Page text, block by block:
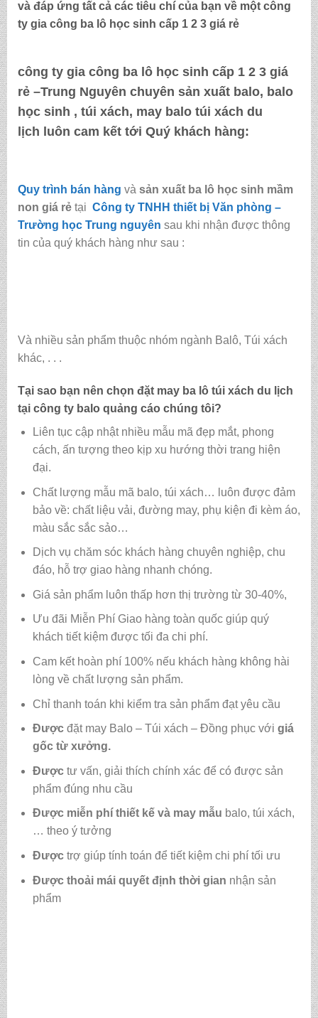
và đáp ứng tất cả các tiêu chí của bạn về một công
ty gia công ba lô học sinh cấp 1 2 3 giá rẻ
công ty gia công ba lô học sinh cấp 1 2 3 giá
rẻ –Trung Nguyên chuyên sản xuất balo, balo
học sinh , túi xách, may balo túi xách du
lịch luôn cam kết tới Quý khách hàng:
Quy trình bán hàng và sản xuất ba lô học sinh mầm
non giá rẻ tại Công ty TNHH thiết bị Văn phòng –
Trường học Trung nguyên sau khi nhận được thông
tin của quý khách hàng như sau :
Và nhiều sản phẩm thuộc nhóm ngành Balô, Túi xách
khác, . . .
Tại sao bạn nên chọn đặt may ba lô túi xách du lịch
tại công ty balo quảng cáo chúng tôi?
Liên tục cập nhật nhiều mẫu mã đẹp mắt, phong
cách, ấn tượng theo kịp xu hướng thời trang hiện
đại.
Chất lượng mẫu mã balo, túi xách…
luôn được đảm
bảo về: chất liệu vải, đường may, phụ kiện đi kèm áo,
màu sắc sắc sảo…
Dịch vụ chăm sóc khách hàng chuyên nghiệp, chu
đáo, hỗ trợ giao hàng nhanh chóng.
Giá sản phẩm luôn thấp hơn thị trường từ 30-40%,
Ưu đãi Miễn Phí Giao hàng toàn quốc giúp quý
khách tiết kiệm được tối đa chi phí.
Cam kết hoàn phí 100% nếu khách hàng không hài
lòng về chất lượng sản phẩm.
Chỉ thanh toán khi kiểm tra sản phẩm đạt yêu cầu
Đượcđặt may Balo – Túi xách – Đồng phục với giá
gốc từ xưởng.
Được tư vấn, giải thích chính xác để có được sản
phẩm đúng nhu cầu
Được miễn phí thiết kế và may mẫu balo, túi xách,
… theo ý tưởng
Được trợ giúp tính toán để tiết kiệm chi phí tối ưu
Được thoải mái quyết định thời gian nhận sản
phẩm